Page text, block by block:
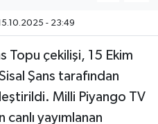
- 23:49
Topu çekilişi, 15 Ekim
Şans tarafından
Milli Piyango TV
yayımlanan